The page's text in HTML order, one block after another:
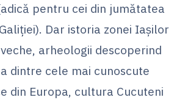
pentru cei din jumătatea
Dar istoria zonei Iaşilor
arheologii descoperind
dintre cele mai cunoscute
din Europa, cultura Cucuteni